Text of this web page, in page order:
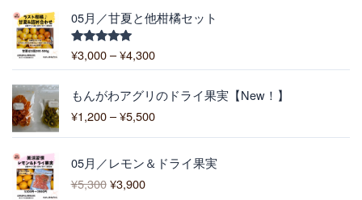
4
0
1
0
0
05月／甘夏と他柑橘セット
5段階中
5.00
¥3,000 –¥4,300
価
格
:
3
,
0
もんがわアグリのドライ果実【New！】
¥1,200 –¥5,500
格
帯
:
1
05月／レモン＆ドライ果実
¥5,300
の
価
¥3,900
在
の